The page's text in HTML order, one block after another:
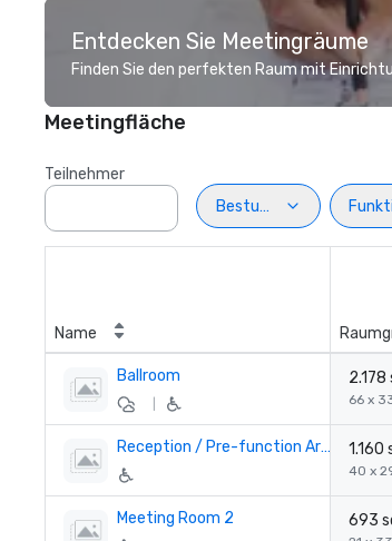
Entdecken Sie Meetingräume
Finden Sie den perfekten Raum mit
Meetingfläche
Teilnehmer
Bestuhlung
Name
Ballroom
66 x
Reception / Pre-function Area 1.160
40 x
Meeting Room 2 693